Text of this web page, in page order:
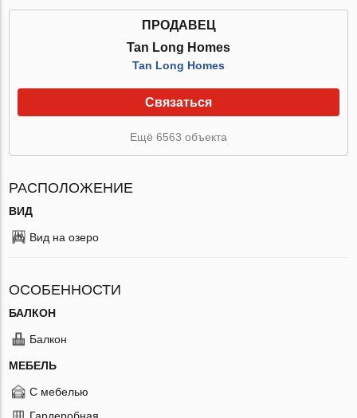
ПРОДАВЕЦ
Tan Long Homes
Tan Long Homes
Связаться
Ещё 6563 объекта
РАСПОЛОЖЕНИЕ
ВИД
Вид на озеро
ОСОБЕННОСТИ
БАЛКОН
Балкон
МЕБЕЛЬ
С мебелью
Гардеробная